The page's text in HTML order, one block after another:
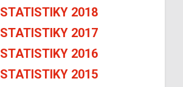
STATISTIKY 2018
STATISTIKY 2017
STATISTIKY 2016
STATISTIKY 2015